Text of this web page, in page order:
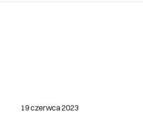
19 czerwca 2023